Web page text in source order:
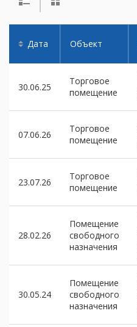
Дата Объект
30.06.25
Торговое
помещение
07.06.26
Торговое
помещение
23.07.26
Торговое
помещение
28.02.26
Помещение
свободного
назначения
30.05.24
Помещение
свободного
назначения